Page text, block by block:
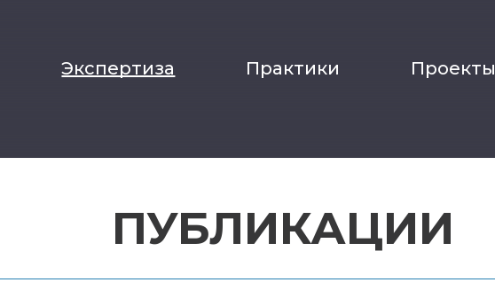
Экспертиза Практики Проекты
ПУБЛИКАЦИИ